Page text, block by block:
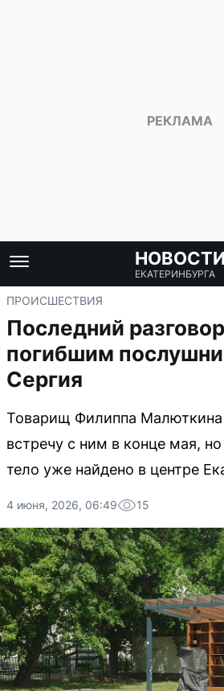
НОВОСТИ
ЕКАТЕРИНБУРГА
ПРОИСШЕСТВИЯ
Последний
погибшим
Сергия
Товарищ Филиппа Малюткина
встречу с ним в конце мая,
тело уже найдено в центре
4 июня, 2026, 06:49 15